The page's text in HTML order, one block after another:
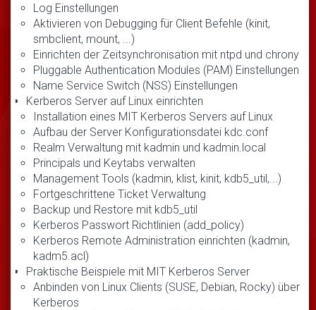
Log Einstellungen
Aktivieren von Debugging für Client Befehle (kinit,
smbclient, mount, ...)
Einrichten der Zeitsynchronisation mit ntpd und chrony
Pluggable Authentication Modules (PAM) Einstellungen
Name Service Switch (NSS) Einstellungen
Kerberos Server auf Linux einrichten
Installation eines MIT Kerberos Servers auf Linux
Aufbau der Server Konfigurationsdatei kdc.conf
Realm Verwaltung mit kadmin und kadmin.local
Principals und Keytabs verwalten
Management Tools (kadmin, klist, kinit, kdb5_util,...)
Fortgeschrittene Ticket Verwaltung
Backup und Restore mit kdb5_util
Kerberos Passwort Richtlinien (add_policy)
Kerberos Remote Administration einrichten (kadmin,
kadm5.acl)
Praktische Beispiele mit MIT Kerberos Server
Anbinden von Linux Clients (SUSE, Debian, Rocky) über
Kerberos